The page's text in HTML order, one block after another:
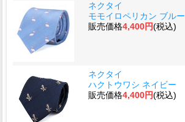
ネクタイ
モモイロペリカン ブルー
販売価格4,400円(税込)
ネクタイ
ハクトウワシ ネイビー
販売価格4,400円(税込)